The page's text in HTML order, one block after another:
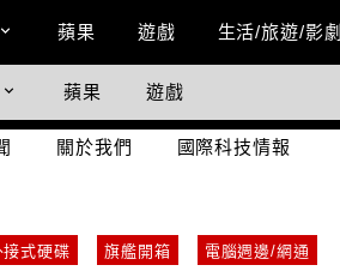
蘋果 遊戲 生活/旅遊/影劇
蘋果 遊戲
關於我們 國際科技情報
接式硬碟 旗艦開箱
電腦週邊/網通